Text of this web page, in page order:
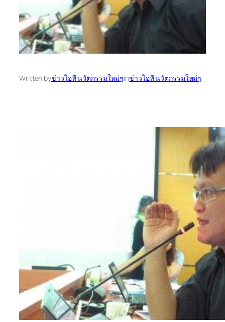
Written byข่าวไอที นวัตกรรมใหม่ๆinข่าวไอที นวัตกรรมใหม่ๆ